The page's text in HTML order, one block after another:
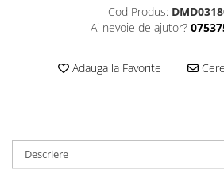
Prelate și Folii de Protecție
Accesorii rindele
Scule electrice
Cod Produs:
Ai nevoie de ajutor?
Adauga la Favorite
Descriere